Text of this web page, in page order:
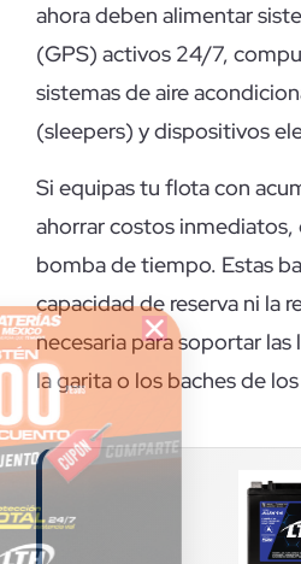
ahora deben alimentar
(GPS) activos 24/7,
sistemas de aire
(sleepers) y dispositivos
Si equipas tu flota con
ahorrar costos inmediatos,
bomba de tiempo. Estas
capacidad de reserva ni la
necesaria para soportar las
la garita o los baches de